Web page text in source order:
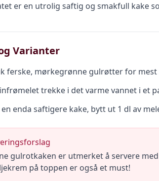
er en utrolig saftig og smakfull kake
Varianter
ferske, mørkegrønne gulrøtter for mest
trekke i det varme vannet i et
en enda saftigere kake, bytt ut 1 dl av
gulrotkaken er utmerket å servere
på toppen er også et must!